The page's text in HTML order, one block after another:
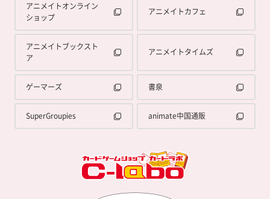
アニメイトオンライン
ショップ
アニメイトカフェ
アニメイトブックスト
ア
アニメイトタイムズ
ゲーマーズ 書泉
SuperGroupies animate中国通販